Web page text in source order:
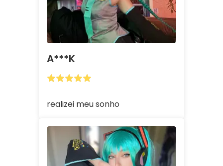
A***k
realizei meu sonho